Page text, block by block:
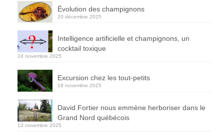
Évolution des champignons
20 décembre 2025
Intelligence artificielle et champignons, un
cocktail toxique
24 novembre 2025
Excursion chez les tout-petits
18 novembre 2025
David Fortier nous emmène herboriser dans le
Grand Nord québécois
13 novembre 2025